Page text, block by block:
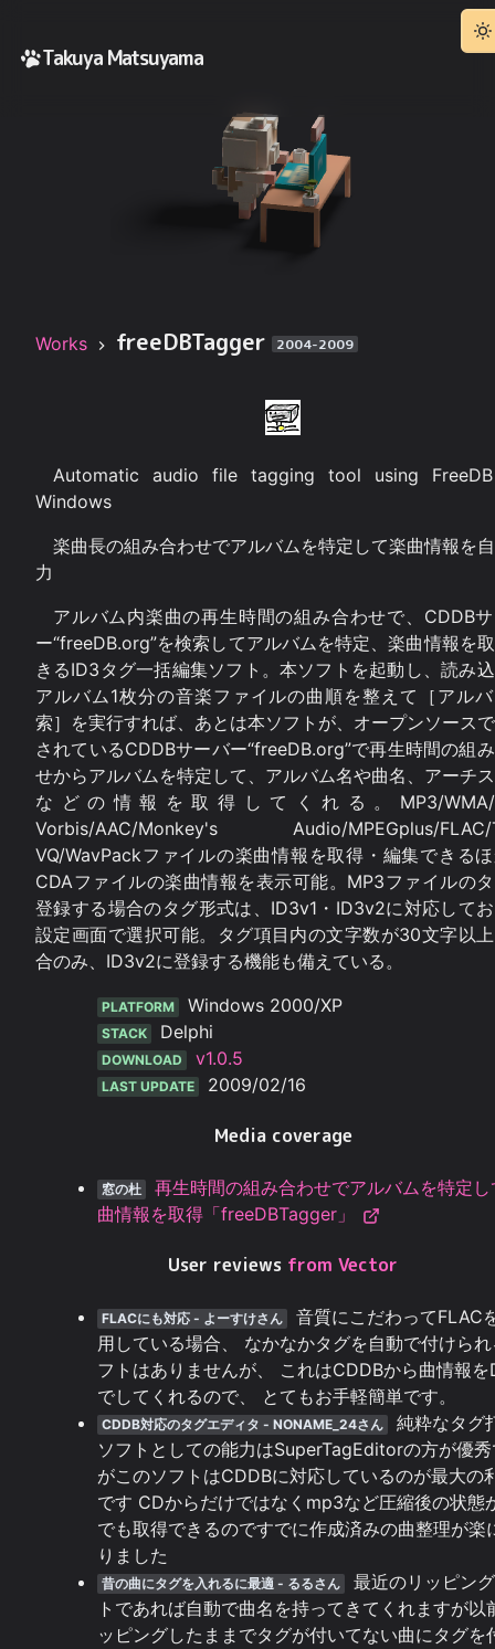
Takuya Matsuyama
Works freeDBTagger 2004-2009
Automatic audio file tagging tool using
Windows
楽曲長の組み合わせでアルバムを特定して楽曲情報を
力
アルバム内楽曲の再生時間の組み合わせで、CDDB
ー“freeDB.org”を検索してアルバムを特定、楽曲情報を
きるID3タグ一括編集ソフト。本ソフトを起動し、読み
アルバム1枚分の音楽ファイルの曲順を整えて［アル
索］を実行すれば、あとは本ソフトが、オープンソース
されているCDDBサーバー“freeDB.org”で再生時間の組
せからアルバムを特定して、アルバム名や曲名、アーチ
などの情報を取得してくれる。MP3/WMA/
Vorbis/AAC/Monkey's Audio/MPEGplus/FLAC/
VQ/WavPackファイルの楽曲情報を取得・編集できる
CDAファイルの楽曲情報を表示可能。MP3ファイルの
登録する場合のタグ形式は、ID3v1・ID3v2に対応して
設定画面で選択可能。タグ項目内の文字数が30文字以
合のみ、ID3v2に登録する機能も備えている。
PLATFORM Windows 2000/XP
STACK Delphi
DOWNLOAD v1.0.5
LAST UPDATE 2009/02/16
Media coverage
窓の杜
再生時間の組み合わせでアルバムを特定し
曲情報を取得「freeDBTagger」
User reviews from Vector
FLACにも対応 - よーすけさん
音質にこだわってFLAC
用している場合、 なかなかタグを自動で付けら
フトはありませんが、 これはCDDBから曲情報を
でしてくれるので、 とてもお手軽簡単です。
CDDB対応のタグエディタ - NONAME_24さん
純粋なタグ
ソフトとしての能力はSuperTagEditorの方が優
がこのソフトはCDDBに対応しているのが最大の
です CDからだけではなくmp3など圧縮後の状態
でも取得できるのですでに作成済みの曲整理が楽
りました
昔の曲にタグを入れるに最適 - るるさん
最近のリッピン
トであれば自動で曲名を持ってきてくれますが以
ッピングしたままでタグが付いてない曲にタグを